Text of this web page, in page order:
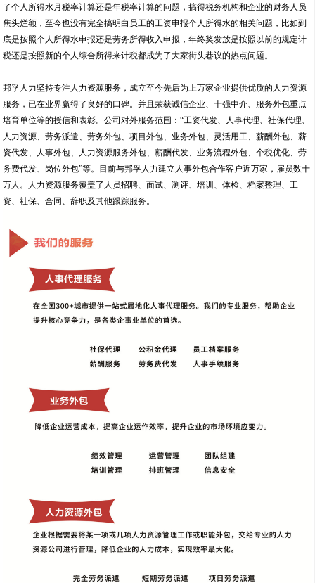
了个人所得水月税率计算还是年税率计算的问题，搞得税务机构和企业的财务人员
焦头烂额，至今也没有完全搞明白员工的工资申报个人所得水的相关问题，比如到
底是按照个人所得水申报还是劳务所得收入申报，年终奖发放是按照以前的规定计
税还是按照新的个人综合所得来计税都成为了大家街头巷议的热点问题。
邦孚人力坚持专注人力资源服务，成立至今先后为上万家企业提供优质的人力资源
服务，已在业界赢得了良好的口碑。并且荣获诚信企业、十强中介、服务外包重点
培育单位等的授信和表彰。公司对外服务范围：“工资代发、人事代理、社保代理、
人力资源、劳务派遣、劳务外包、项目外包、业务外包、灵活用工、薪酬外包、薪
资代发、人事外包、人力资源服务外包、薪酬代发、业务流程外包、个税优化、劳
务费代发、岗位外包”等。目前与邦孚人力建立人事外包合作客户近万家，雇员数十
万人。人力资源服务覆盖了人员招聘、面试、测评、培训、体检、档案整理、工
资、社保、合同、辞职及其他跟踪服务。